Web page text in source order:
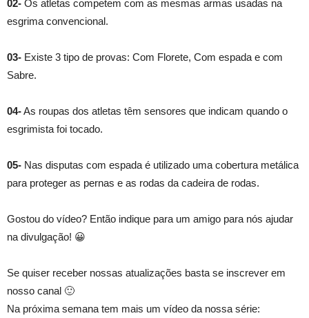
02- Os atletas competem com as mesmas armas usadas na
esgrima convencional.
03- Existe 3 tipo de provas: Com Florete, Com espada e com
Sabre.
04-As roupas dos atletas têm sensores que indicam quando o
esgrimista foi tocado.
05- Nas disputas com espada é utilizado uma cobertura metálica
para proteger as pernas e as rodas da cadeira de rodas.
Gostou do vídeo? Então indique para um amigo para nós ajudar
na divulgação! 😀
Se quiser receber nossas atualizações basta se inscrever em
nosso canal 🙂
Na próxima semana tem mais um vídeo da nossa série: